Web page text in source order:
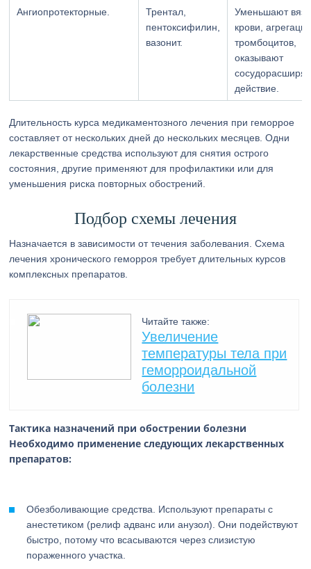
Ангиопротекторные.
Трентал,
пентоксифилин,
вазонит.
Уменьшают
крови,
тромбоцитов,
оказывают
действие.
Длительность курса медикаментозного лечения при геморрое
составляет от нескольких дней до нескольких месяцев. Одни
лекарственные средства используют для снятия острого
состояния, другие применяют для профилактики или для
уменьшения риска повторных обострений.
Подбор схемы лечения
Назначается в зависимости от течения заболевания. Схема
лечения хронического геморроя требует длительных курсов
комплексных препаратов.
Читайте также:
Увеличение
температуры тела при
геморроидальной
болезни
Тактика назначений при обострении болезни
Необходимо применение следующих лекарственных
препаратов:
Обезболивающие средства. Используют препараты с
анестетиком (релиф адванс или анузол). Они подействуют
быстро, потому что всасываются через слизистую
пораженного участка.